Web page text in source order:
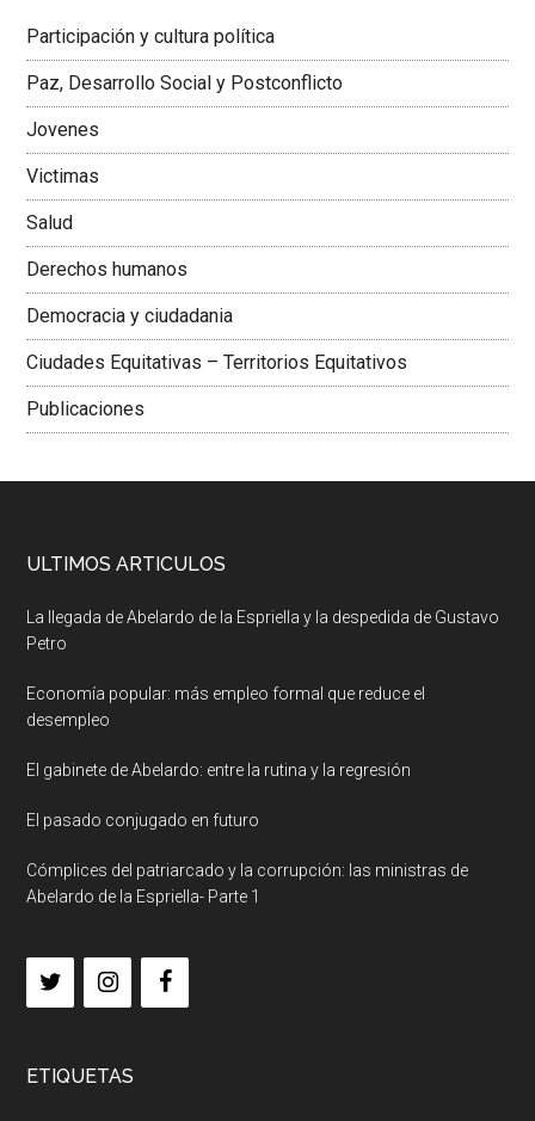
Colombiana
Participación y cultura política
Paz, Desarrollo Social y Postconflicto
Jovenes
Victimas
Salud
Derechos humanos
Democracia y ciudadania
Ciudades Equitativas – Territorios Equitativos
Publicaciones
ULTIMOS ARTICULOS
La llegada de Abelardo de la Espriella y la despedida de Gustavo
Petro
Economía popular: más empleo formal que reduce el
desempleo
El gabinete de Abelardo: entre la rutina y la regresión
El pasado conjugado en futuro
Cómplices del patriarcado y la corrupción: las ministras de
Abelardo de la Espriella- Parte 1
ETIQUETAS